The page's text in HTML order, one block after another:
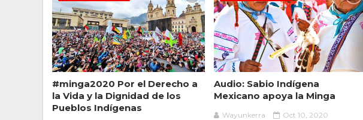
#minga2020 Por el Derecho a
la Vida y la Dignidad de los
Pueblos Indígenas
Audio: Sabio Indígena
Mexicano apoya la Minga
Wayunkerra Oct 10, 2020